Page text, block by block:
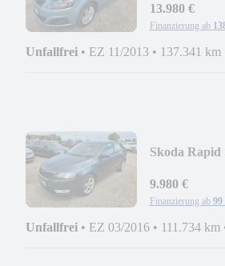
13.980 €
Finanzierung ab
Unfallfrei • EZ 11/2013 • 137.341 km
Skoda Rapid
9.980 €
Finanzierung ab 99
Unfallfrei • EZ 03/2016 • 111.734 km